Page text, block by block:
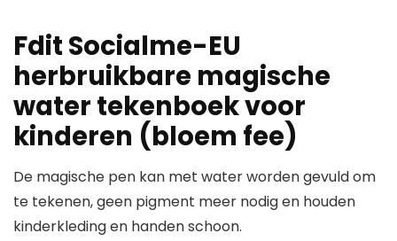
Fdit Socialme-EU
herbruikbare magische
water tekenboek voor
kinderen (bloem fee)
De magische pen kan met water worden gevuld om
te tekenen, geen pigment meer nodig en houden
kinderkleding en handen schoon.